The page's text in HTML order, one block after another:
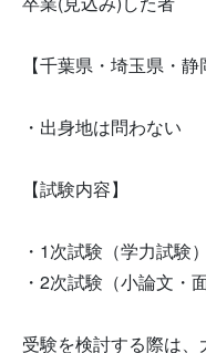
【千葉県・埼玉県・
・出身地は問わない
【試験内容】
・1次試験（学力試験）
・2次試験（小論文・
受験を検討する際は